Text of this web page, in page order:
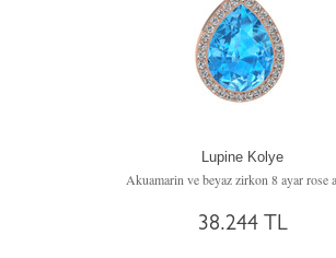
Lupine Kolye
38.244 TL